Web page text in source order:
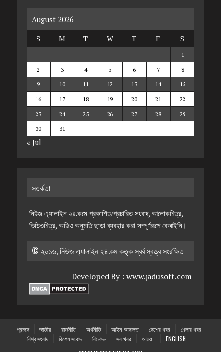
August 2026
S
M T W T F S
1
2
3 4 5 6 7
8
9
10 11 12 13 14
15
16
17 18 19 20 21
22
23
24 25 26 27 28
29
30
31
« Jul
সতর্কতা
নিউজ এ্যালাইন ২৪.কমে প্রকাশিত/প্রচারিত সংবাদ, আলোকচিত্র,
ভিডিওচিত্র, অডিও অনুমতি ছাড়া ব্যবহার করা সম্পূর্ণরূপে বেআইনি।
© ২০১৬, নিউজ এ্যালাইন ২৪.কম কতৃক স্বর্ব স্বত্ত্ব সংরক্ষিত
Developed By :www.jadusoft.com
প্রচ্ছদ জাতীয় রাজনীতি অর্থনীতি আইন-আদালত দেশের খবর
খেলার খবর
বিশ্ব সংবাদ
বিশেষ সংবাদ বিনোদন সব খবর আরও…
ENGLISH